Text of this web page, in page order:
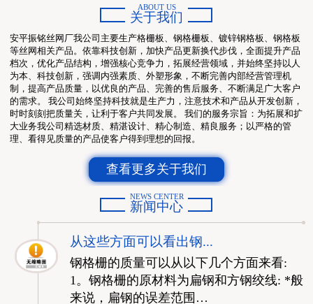
ABOUT US
关于我们
安平振铭丝网厂我公司主要生产格栅板、钢格栅板、镀锌钢格板、钢格板
等丝网相关产品。依靠科技创新，加快产品更新换代步伐，全面提升产品
档次，优化产品结构，增强核心竞争力，拓展经营领域，并始终坚持以人
为本、科技创新，强调内强素质、外塑形象，不断完善内部经营管理机
制，提高产品质量，以优良的产品、完善的售后服务、不断满足广大客户
的需求。 我公司始终坚持科技就是生产力，注意技术和产品从开发创新，
时时刻刻把质量关，让利于客户共同发展。 我们的服务宗旨：为拓展和扩
大业务我公司精选材质、精湛设计、精心制造、精良服务；以严格的管
理、看得见质量的产品使客户得到理想的回报。
查看更多关于我们
NEWS CENTER
新闻中心
从这些方面可以看出钢...
钢格栅的质量可以从以下几个方面来看:
1。钢格栅的原材料为扁钢和方钢绞线: *般
来说，扁钢的误差范围…